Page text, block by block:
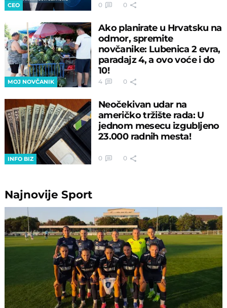
CEO 0 0
MOJ NOVČANIK
Ako planirate u Hrvatsku na
odmor, spremite
novčanike: Lubenica 2 evra,
paradajz 4, a ovo voće i do
10!
4 0
INFO BIZ
Neočekivan udar na
američko tržište rada: U
jednom mesecu izgubljeno
23.000 radnih mesta!
0 0
NajnovijeSport